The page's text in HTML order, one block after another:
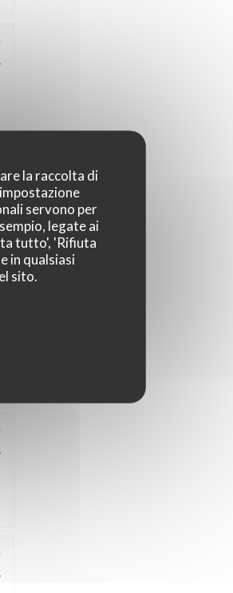
la raccolta di
servono per
legate ai
tutto', 'Rifiuta
in qualsiasi
sito.